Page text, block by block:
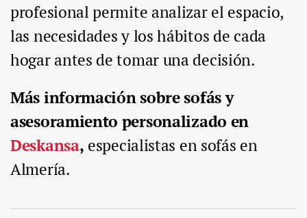
profesional permite analizar el espacio,
las necesidades y los hábitos de cada
hogar antes de tomar una decisión.
Más información sobre sofás y
asesoramiento personalizado en
Deskansa, especialistas en sofás en
Almería.